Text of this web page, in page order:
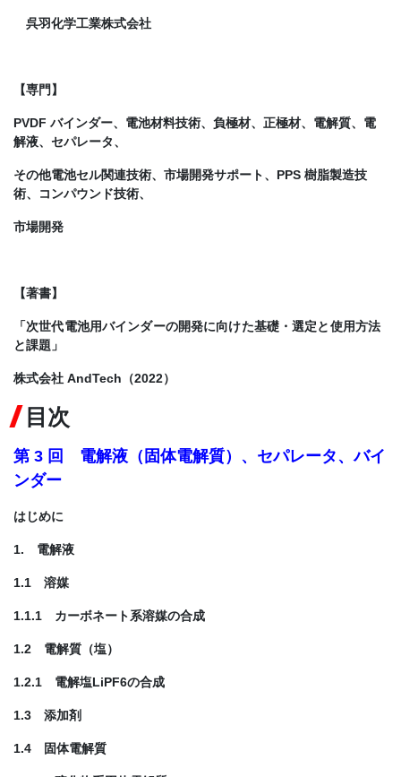
呉羽化学工業株式会社
【専門】
PVDF バインダー、電池材料技術、負極材、正極材、電解質、電
解液、セパレータ、
その他電池セル関連技術、市場開発サポート、PPS 樹脂製造技
術、コンパウンド技術、
市場開発
【著書】
「次世代電池用バインダーの開発に向けた基礎・選定と使用方法
と課題」
株式会社 AndTech（2022）
目次
第 3 回 電解液（固体電解質）、セパレータ、バイ
ンダー
はじめに
1. 電解液
1.1 溶媒
1.1.1 カーボネート系溶媒の合成
1.2 電解質（塩）
1.2.1 電解塩LiPF6の合成
1.3 添加剤
1.4 固体電解質